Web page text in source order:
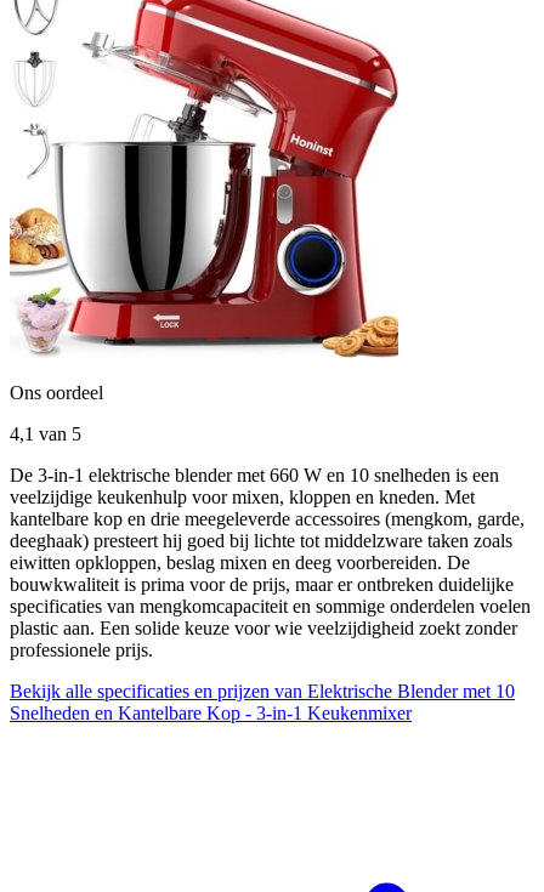
Ons oordeel
4,1 van 5
De 3-in-1 elektrische blender met 660 W en 10 snelheden is een
veelzijdige keukenhulp voor mixen, kloppen en kneden. Met
kantelbare kop en drie meegeleverde accessoires (mengkom, garde,
deeghaak) presteert hij goed bij lichte tot middelzware taken zoals
eiwitten opkloppen, beslag mixen en deeg voorbereiden. De
bouwkwaliteit is prima voor de prijs, maar er ontbreken duidelijke
specificaties van mengkomcapaciteit en sommige onderdelen voelen
plastic aan. Een solide keuze voor wie veelzijdigheid zoekt zonder
professionele prijs.
Bekijk alle specificaties en prijzen van Elektrische Blender met 10
Snelheden en Kantelbare Kop - 3-in-1 Keukenmixer